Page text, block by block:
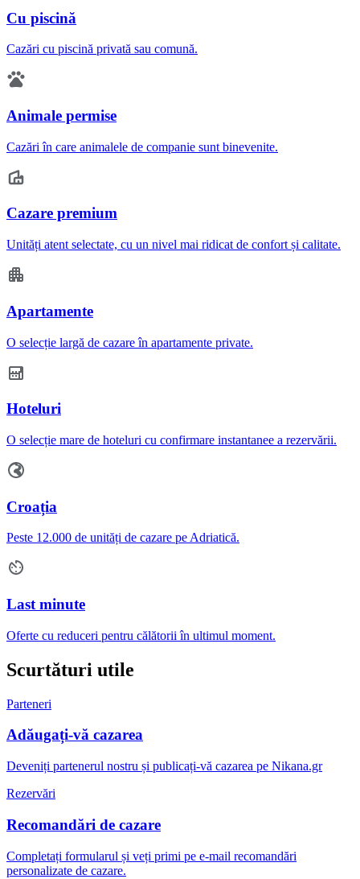
Cu piscină
Cazări cu piscină privată sau comună.
Animale permise
Cazări în care animalele de companie sunt binevenite.
Cazare premium
Unități atent selectate, cu un nivel mai ridicat de confort și calitate.
Apartamente
O selecție largă de cazare în apartamente private.
Hoteluri
O selecție mare de hoteluri cu confirmare instantanee a rezervării.
Croația
Peste 12.000 de unități de cazare pe Adriatică.
Last minute
Oferte cu reduceri pentru călătorii în ultimul moment.
Scurtături utile
Parteneri
Adăugați-vă cazarea
Deveniți partenerul nostru și publicați-vă cazarea pe Nikana.gr
Rezervări
Recomandări de cazare
Completați formularul și veți primi pe e-mail recomandări
personalizate de cazare.